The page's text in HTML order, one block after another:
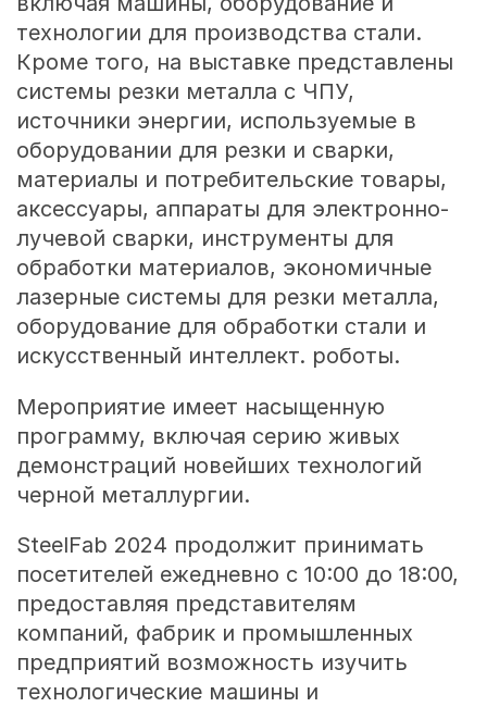
технологии для производства стали.
Кроме того, на выставке представлены
системы резки металла с ЧПУ,
источники энергии, используемые в
оборудовании для резки и сварки,
материалы и потребительские товары,
аксессуары, аппараты для электронно-
лучевой сварки, инструменты для
обработки материалов, экономичные
лазерные системы для резки металла,
оборудование для обработки стали и
искусственный интеллект. роботы.
Мероприятие имеет насыщенную
программу, включая серию живых
демонстраций новейших технологий
черной металлургии.
SteelFab 2024 продолжит принимать
посетителей ежедневно с 10:00 до 18:00,
предоставляя представителям
компаний, фабрик и промышленных
предприятий возможность изучить
технологические машины и